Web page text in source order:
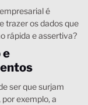
é
e trazer os dados que
rápida e assertiva?
e
ser que surjam
exemplo, a